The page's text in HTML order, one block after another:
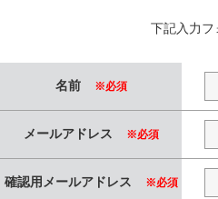
下記入力フ
名前 ※必須
メールアドレス ※必須
確認用メールアドレス ※必須